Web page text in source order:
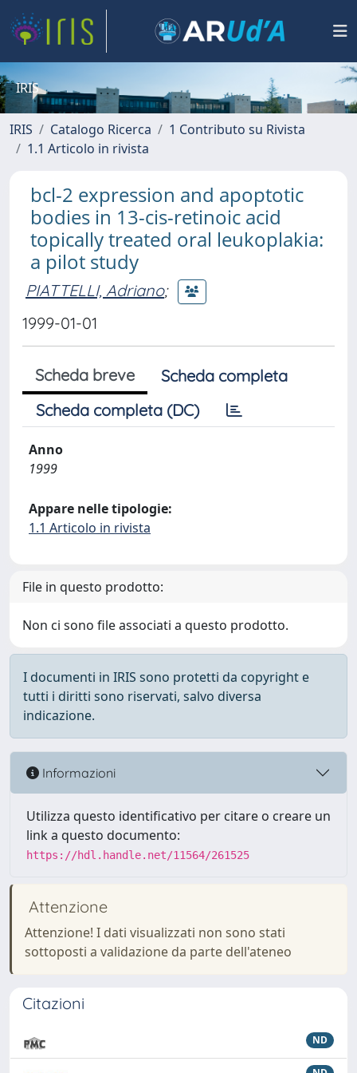
IRIS
IRIS Catalogo Ricerca
1 Contributo su Rivista
1.1 Articolo in rivista
bcl-2 expression and apoptotic
bodies in 13-cis-retinoic acid
topically treated oral leukoplakia:
a pilot study
PIATTELLI, Adriano;
1999-01-01
Scheda breve
Scheda completa
Scheda completa (DC)
Anno
1999
Appare nelle tipologie:
1.1 Articolo in rivista
File in questo prodotto:
Non ci sono file associati a questo prodotto.
I documenti in IRIS sono protetti da copyright e
tutti i diritti sono riservati, salvo diversa
indicazione.
Informazioni
Utilizza questo identificativo per citare o creare un
link a questo documento:
https://hdl.handle.net/11564/261525
Attenzione
Attenzione! I dati visualizzati non sono stati
sottoposti a validazione da parte dell'ateneo
Citazioni
ND